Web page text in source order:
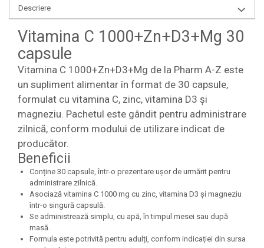
Descriere
Vitamina C 1000+Zn+D3+Mg 30
capsule
Vitamina C 1000+Zn+D3+Mg de la Pharm A-Z este
un supliment alimentar în format de 30 capsule,
formulat cu vitamina C, zinc, vitamina D3 și
magneziu. Pachetul este gândit pentru administrare
zilnică, conform modului de utilizare indicat de
producător.
Beneficii
Conține 30 capsule, într-o prezentare ușor de urmărit pentru
administrare zilnică.
Asociază vitamina C 1000 mg cu zinc, vitamina D3 și magneziu
într-o singură capsulă.
Se administrează simplu, cu apă, în timpul mesei sau după
masă.
Formula este potrivită pentru adulți, conform indicației din sursa